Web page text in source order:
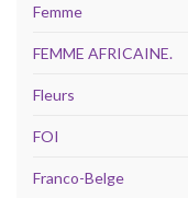
Femme
FEMME AFRICAINE.
Fleurs
FOI
Franco-Belge